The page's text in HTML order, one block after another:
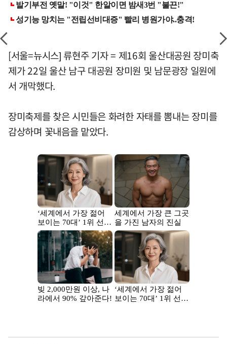
[서울=뉴시스] 류현주 기자 = 제16회 울산대공원 장미축
제가 22일 울산 남구 대공원 장미원 및 남문광장 일원에
서 개막했다.
장미축제를 찾은 시민들은 화려한 자태를 뽐내는 장미를
감상하며 꽃내음을 맡았다.